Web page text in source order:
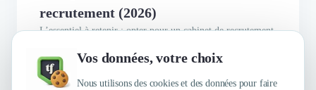
Vos données, votre choix
Nous utilisons des cookies et des données pour faire
recrutement (2026)
L’essentiel à retenir : opter pour un cabinet de recrutement
mutualisée, d’outils performants et d’une meilleure qualité
de matching. Cette approche collaborative réduit les